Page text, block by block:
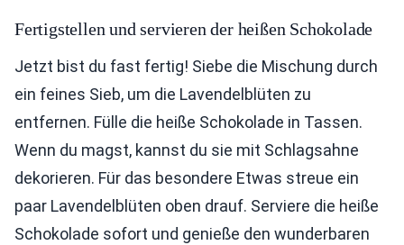
Fertigstellen und servieren der heißen Schokolade
Jetzt bist du fast fertig! Siebe die Mischung durch
ein feines Sieb, um die Lavendelblüten zu
entfernen. Fülle die heiße Schokolade in Tassen.
Wenn du magst, kannst du sie mit Schlagsahne
dekorieren. Für das besondere Etwas streue ein
paar Lavendelblüten oben drauf. Serviere die heiße
Schokolade sofort und genieße den wunderbaren